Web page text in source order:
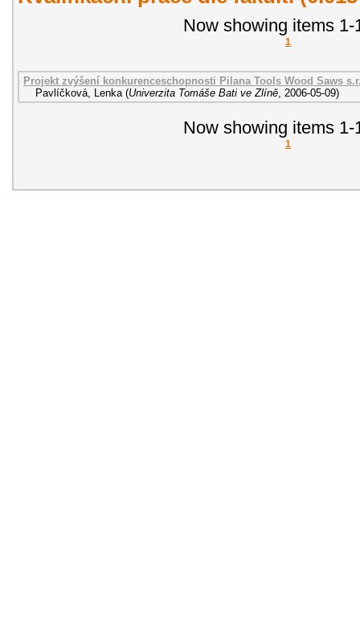
Now showing items 1-
1
Projekt zvýšení konkurenceschopnosti Pilana Tools Wood Saws
Pavlíčková, Lenka (Univerzita Tomáše Bati ve Zlíně 2006-05-09)
Now showing items 1-
1